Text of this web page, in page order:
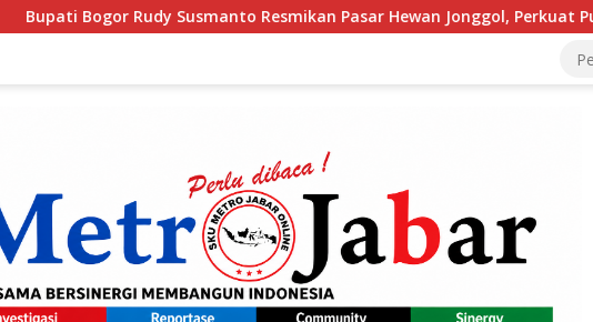
Pasar Hewan Jonggol, Perkuat Pusat Perdagangan Ternak Modern